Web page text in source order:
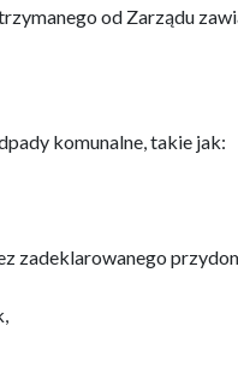
od Zarządu
komunalne, takie jak:
zadeklarowanego